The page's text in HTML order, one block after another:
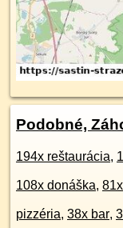
Podobné,
194x reštaurácia,
108x donáška,
pizzéria, 38x bar,